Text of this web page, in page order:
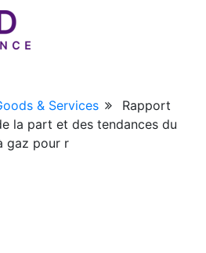
& Services
Rapport
la part et des tendances du
gaz pour r